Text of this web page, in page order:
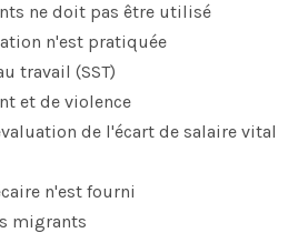
ne doit pas être utilisé
n'est pratiquée
travail (SST)
et de violence
de l'écart de salaire vital
n'est fourni
migrants